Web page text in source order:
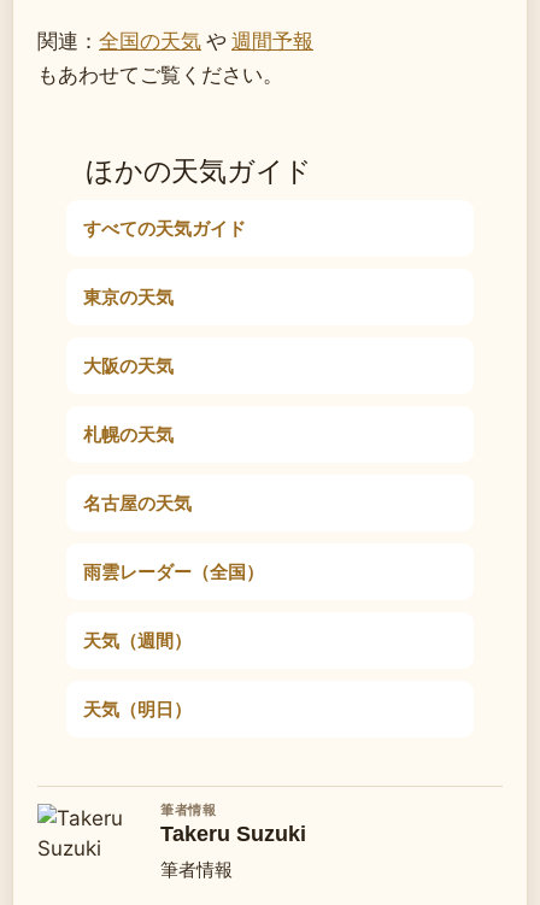
関連： 全国の天気や週間予報
もあわせてご覧ください。
ほかの天気ガイド
すべての天気ガイド
東京の天気
大阪の天気
札幌の天気
名古屋の天気
雨雲レーダー（全国）
天気（週間）
天気（明日）
筆者情報
Takeru Suzuki
筆者情報